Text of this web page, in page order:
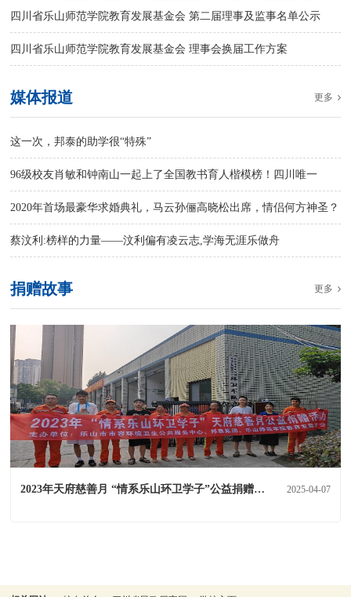
四川省乐山师范学院教育发展基金会 第二届理事及监事名单公示
四川省乐山师范学院教育发展基金会 理事会换届工作方案
媒体报道 更多
这一次，邦泰的助学很“特殊”
96级校友肖敏和钟南山一起上了全国教书育人楷模榜！四川唯一
2020年首场最豪华求婚典礼，马云孙俪高晓松出席，情侣何方神圣？
蔡汶利:榜样的力量——汶利偏有凌云志,学海无涯乐做舟
捐赠故事 更多
2023年天府慈善月 “情系乐山环卫学子”公益捐赠活动 2025-04-07